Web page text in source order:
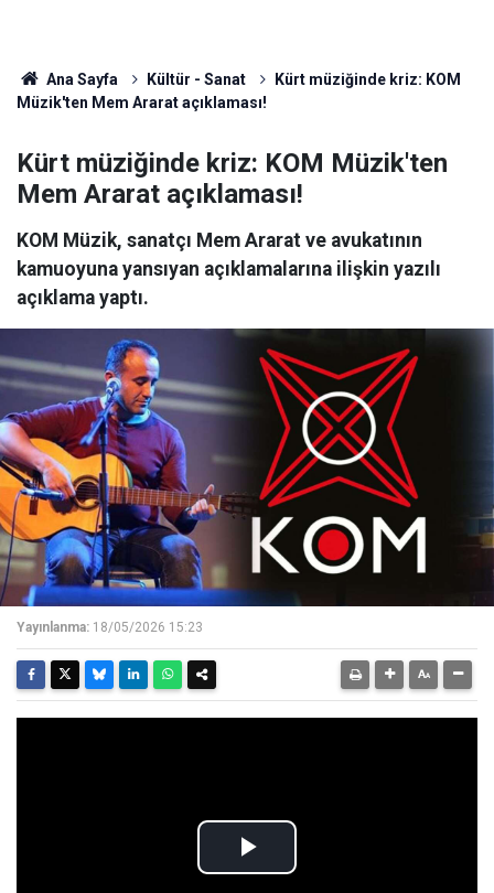
Ana Sayfa Kültür - Sanat
Kürt müziğinde kriz: KOM
Müzik'ten Mem Ararat açıklaması!
Kürt müziğinde kriz: KOM Müzik'ten
Mem Ararat açıklaması!
KOM Müzik, sanatçı Mem Ararat ve avukatının
kamuoyuna yansıyan açıklamalarına ilişkin yazılı
açıklama yaptı.
Yayınlanma: 18/05/2026 15:23